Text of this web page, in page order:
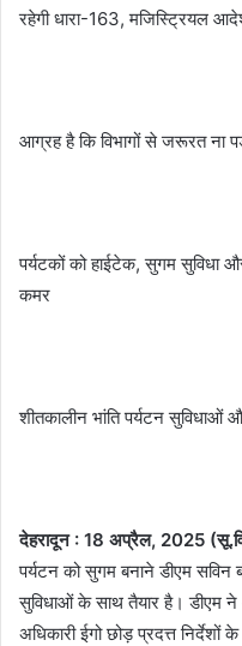
रहेगी धारा-163, मजिस्ट्रियल
आग्रह है कि विभागों से जरूरत ना
पर्यटकों को हाईटेक, सुगम सुविधा
कमर
शीतकालीन भांति पर्यटन
देहरादून : 18 अप्रैल, 2025
पर्यटन को सुगम बनाने डीएम
सुविधाओं के साथ तैयार है। डीएम ने
अधिकारी ईगो छोड़ प्रदत्त